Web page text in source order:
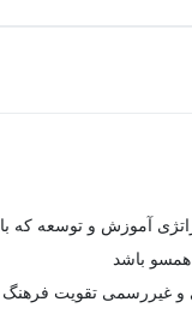
آموزش و توسعه که با
باشد
غیررسمی تقویت فرهنگ